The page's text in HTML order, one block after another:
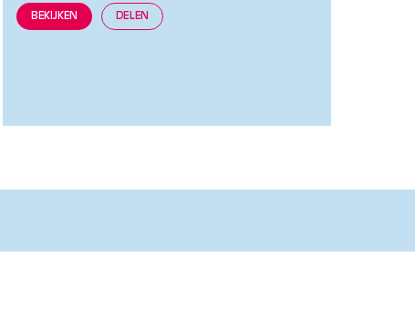
BEKIJKEN DELEN